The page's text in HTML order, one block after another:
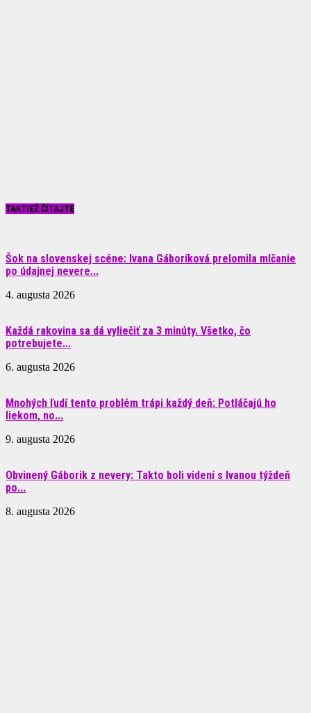
TAKTIEŽ ČÍTAJTE
Šok na slovenskej scéne: Ivana Gáboríková prelomila mlčanie
po údajnej nevere...
4. augusta 2026
Každá rakovina sa dá vyliečiť za 3 minúty. Všetko, čo
potrebujete...
6. augusta 2026
Mnohých ľudí tento problém trápi každý deň: Potláčajú ho
liekom, no...
9. augusta 2026
Obvinený Gáborik z nevery: Takto boli videní s Ivanou týždeň
po...
8. augusta 2026